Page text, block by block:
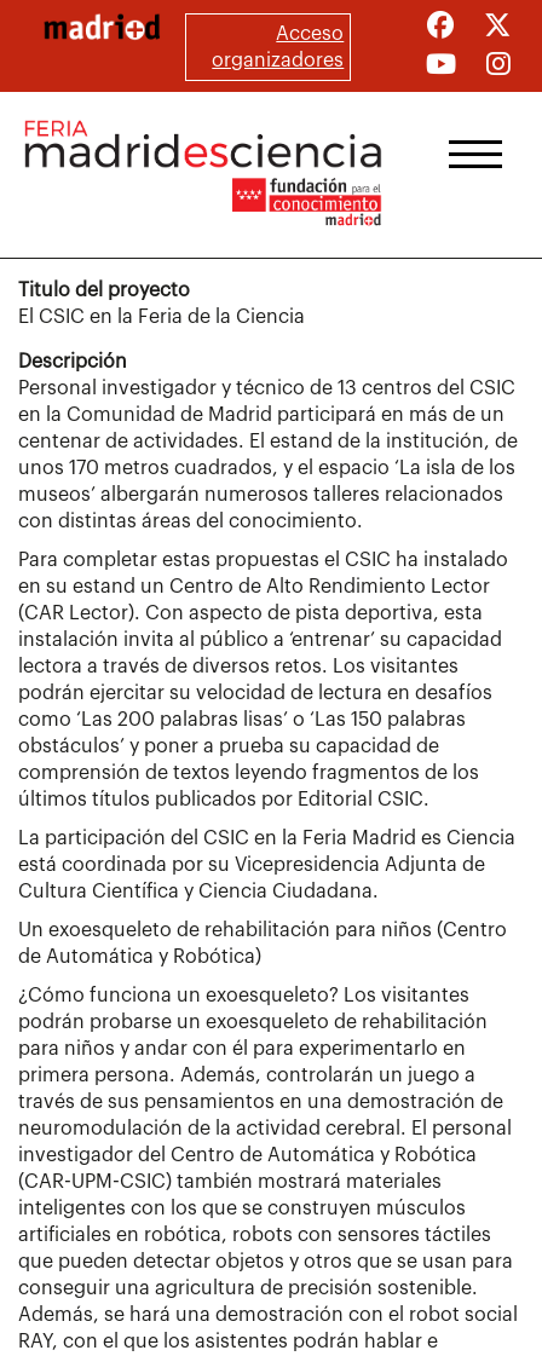
principal
Acceso
organizadores
Titulo del proyecto
El CSIC en la Feria de la Ciencia
Descripción
Personal investigador y técnico de 13 centros del CSIC
en la Comunidad de Madrid participará en más de un
centenar de actividades. El estand de la institución, de
unos 170 metros cuadrados, y el espacio ‘La isla de los
museos’ albergarán numerosos talleres relacionados
con distintas áreas del conocimiento.
Para completar estas propuestas el CSIC ha instalado
en su estand un Centro de Alto Rendimiento Lector
(CAR Lector). Con aspecto de pista deportiva, esta
instalación invita al público a ‘entrenar’ su capacidad
lectora a través de diversos retos. Los visitantes
podrán ejercitar su velocidad de lectura en desafíos
como ‘Las 200 palabras lisas’ o ‘Las 150 palabras
obstáculos’ y poner a prueba su capacidad de
comprensión de textos leyendo fragmentos de los
últimos títulos publicados por Editorial CSIC.
La participación del CSIC en la Feria Madrid es Ciencia
está coordinada por su Vicepresidencia Adjunta de
Cultura Científica y Ciencia Ciudadana.
Un exoesqueleto de rehabilitación para niños (Centro
de Automática y Robótica)
¿Cómo funciona un exoesqueleto? Los visitantes
podrán probarse un exoesqueleto de rehabilitación
para niños y andar con él para experimentarlo en
primera persona. Además, controlarán un juego a
través de sus pensamientos en una demostración de
neuromodulación de la actividad cerebral. El personal
investigador del Centro de Automática y Robótica
(CAR-UPM-CSIC) también mostrará materiales
inteligentes con los que se construyen músculos
artificiales en robótica, robots con sensores táctiles
que pueden detectar objetos y otros que se usan para
conseguir una agricultura de precisión sostenible.
Además, se hará una demostración con el robot social
RAY, con el que los asistentes podrán hablar e